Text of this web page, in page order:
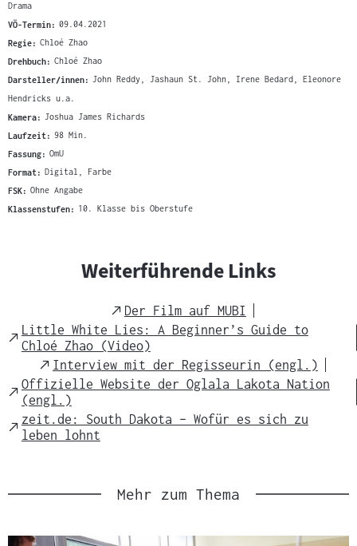
Drama
VÖ-Termin: 09.04.2021
Regie: Chloé Zhao
Drehbuch: Chloé Zhao
Darsteller/innen: John Reddy, Jashaun St. John, Irene Bedard, Eleonore
Hendricks u.a.
Kamera: Joshua James Richards
Laufzeit: 98 Min.
Fassung: OmU
Format: Digital, Farbe
FSK: Ohne Angabe
Klassenstufen: 10. Klasse bis Oberstufe
Weiterführende Links
External
Link
Der Film auf MUBI
External
Link
Little White Lies: A Beginner’s Guide to
Chloé Zhao (Video)
External
Link
Interview mit der Regisseurin (engl.)
External
Link
Offizielle Website der Oglala Lakota Nation
(engl.)
External
Link
zeit.de: South Dakota – Wofür es sich zu
leben lohnt
Mehr zum Thema